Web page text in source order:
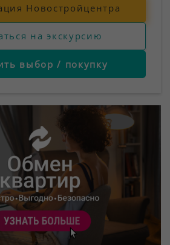
Новостройцентра
на экскурсию
выбор / покупку